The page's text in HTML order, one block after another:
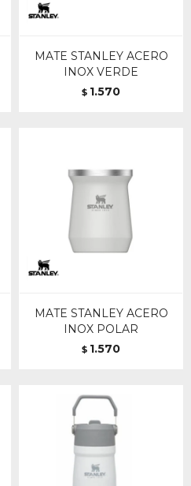
MATE STANLEY ACERO
INOX VERDE
$ 1.570
MATE STANLEY ACERO
INOX POLAR
$ 1.570